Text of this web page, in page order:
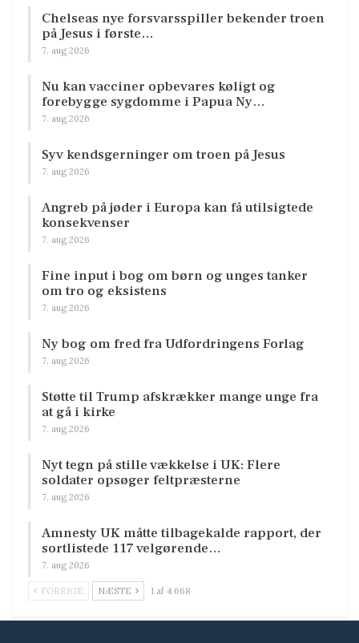
Chelseas nye forsvarsspiller bekender troen
på Jesus i første…
7. aug 2026
Nu kan vacciner opbevares køligt og
forebygge sygdomme i Papua Ny…
7. aug 2026
Syv kendsgerninger om troen på Jesus
7. aug 2026
Angreb på jøder i Europa kan få utilsigtede
konsekvenser
7. aug 2026
Fine input i bog om børn og unges tanker
om tro og eksistens
7. aug 2026
Ny bog om fred fra Udfordringens Forlag
7. aug 2026
Støtte til Trump afskrækker mange unge fra
at gå i kirke
7. aug 2026
Nyt tegn på stille vækkelse i UK: Flere
soldater opsøger feltpræsterne
7. aug 2026
Amnesty UK måtte tilbagekalde rapport, der
sortlistede 117 velgørende…
7. aug 2026
FORRIGE NÆSTE 1 af 4.668